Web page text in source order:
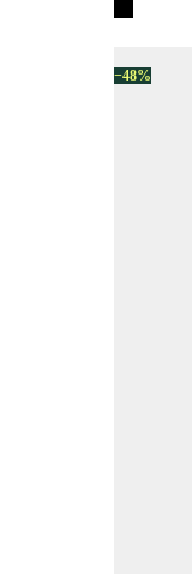
−48%